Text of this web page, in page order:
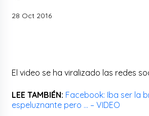
28 Oct 2016
El video se ha viralizado las redes
LEE TAMBIÉN: Facebook: Iba ser la
espeluznante pero … – VIDEO